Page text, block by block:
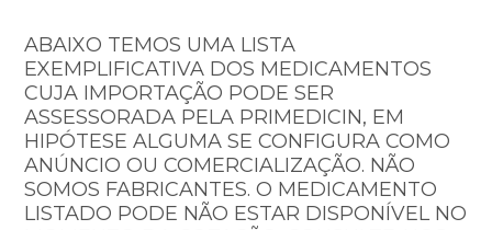
ABAIXO TEMOS UMA LISTA
EXEMPLIFICATIVA DOS MEDICAMENTOS
CUJA IMPORTAÇÃO PODE SER
ASSESSORADA PELA PRIMEDICIN, EM
HIPÓTESE ALGUMA SE CONFIGURA COMO
ANÚNCIO OU COMERCIALIZAÇÃO. NÃO
SOMOS FABRICANTES. O MEDICAMENTO
LISTADO PODE NÃO ESTAR DISPONÍVEL NO